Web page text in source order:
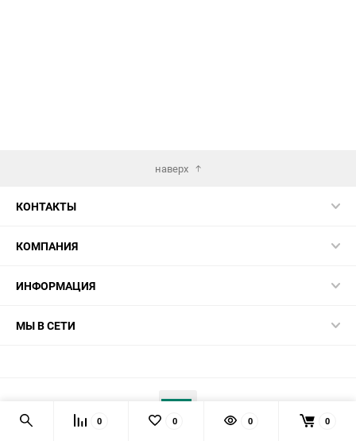
наверх
КОНТАКТЫ
КОМПАНИЯ
ИНФОРМАЦИЯ
МЫ В СЕТИ
0 0 0 0